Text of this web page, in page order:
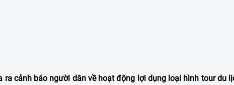
ra cảnh báo người dân về hoạt động lợi dụng loại hình tour du